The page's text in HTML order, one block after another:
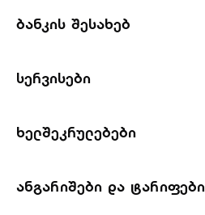
ბანკის შესახებ
სერვისები
ხელშეკრულებები
ანგარიშები და ტარიფები